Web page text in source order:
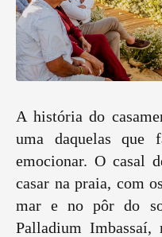
A história do
uma daquelas que
emocionar. O casal
casar na praia, com
mar e no pôr do
Palladium